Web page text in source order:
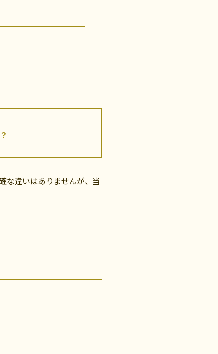
な違いはありませんが、当